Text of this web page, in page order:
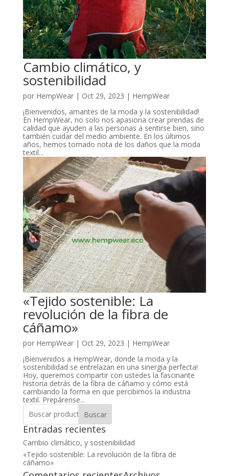
Cambio climático, y
sostenibilidad
por HempWear| Oct 29, 2023 | HempWear
¡Bienvenidos, amantes de la moda y la sostenibilidad!
En HempWear, no solo nos apasiona crear prendas de
calidad que ayuden a las personas a sentirse bien, sino
también cuidar del medio ambiente. En los últimos
años, hemos tomado nota de los daños que la moda
textil...
«Tejido sostenible: La
revolución de la fibra de
cáñamo»
por HempWear| Oct 29, 2023 | HempWear
¡Bienvenidos a HempWear, donde la moda y la
sostenibilidad se entrelazan en una sinergia perfecta!
Hoy, queremos compartir con ustedes la fascinante
historia detrás de la fibra de cáñamo y cómo está
cambiando la forma en que percibimos la industria
textil. Prepárense...
Buscar
Entradas recientes
Cambio climático, y sostenibilidad
«Tejido sostenible: La revolución de la fibra de
cáñamo»